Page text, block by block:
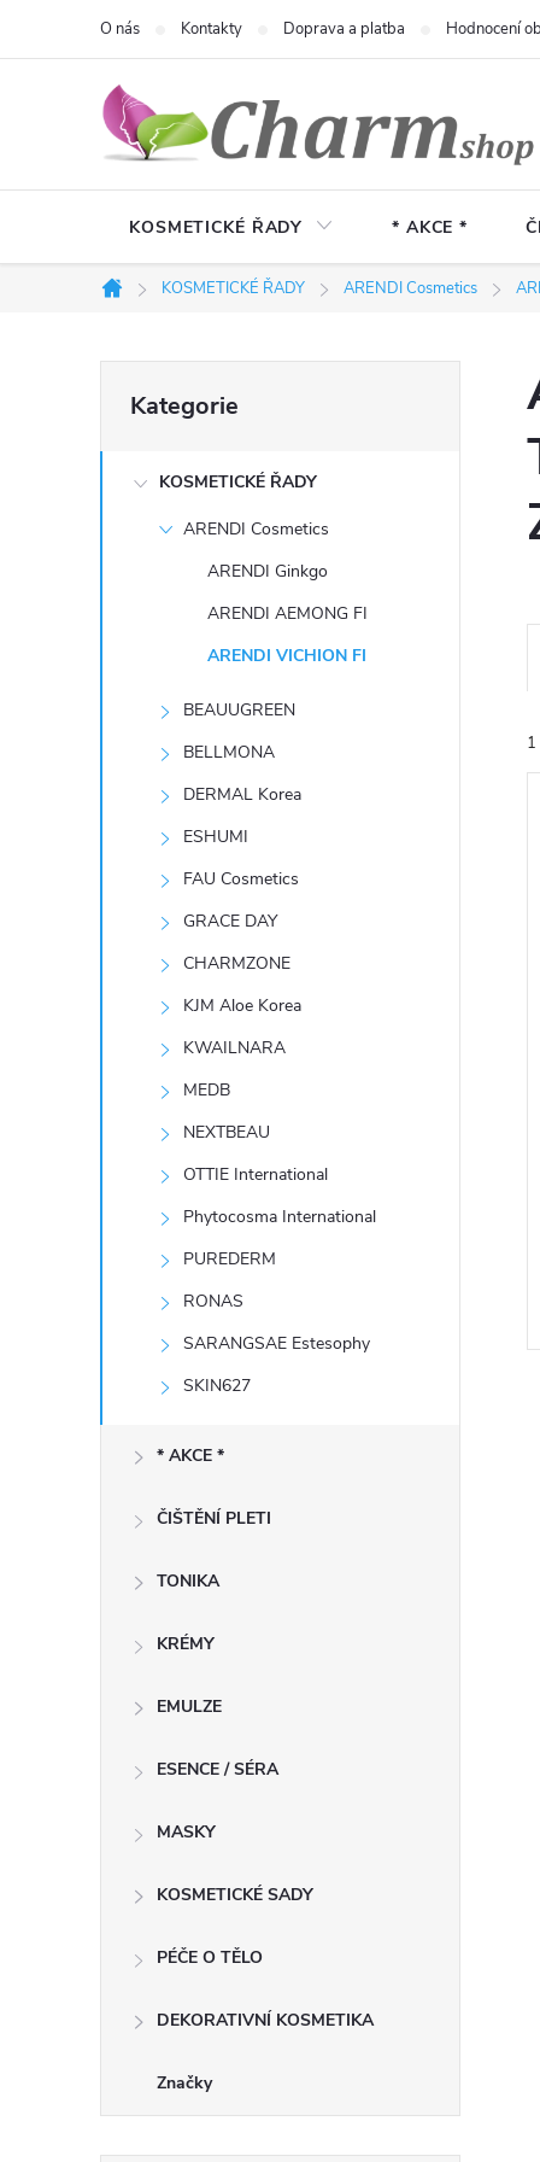
O nás Kontakty Doprava a platba Hodnocení
KOSMETICKÉ ŘADY * AKCE *
Domů
KOSMETICKÉ ŘADY ARENDI Cosmetics
o
kategorie
Kategorie
KOSMETICKÉ ŘADY
ARENDI Cosmetics
ARENDI Ginkgo
ARENDI AEMONG FI
ARENDI VICHION FI
BEAUUGREEN
BELLMONA
DERMAL Korea
ESHUMI
FAU Cosmetics
GRACE DAY
CHARMZONE
KJM Aloe Korea
KWAILNARA
MEDB
NEXTBEAU
OTTIE International
Phytocosma International
PUREDERM
RONAS
SARANGSAE Estesophy
SKIN627
* AKCE *
ČIŠTĚNÍ PLETI
TONIKA
KRÉMY
EMULZE
ESENCE / SÉRA
MASKY
KOSMETICKÉ SADY
PÉČE O TĚLO
DEKORATIVNÍ KOSMETIKA
Značky
a1